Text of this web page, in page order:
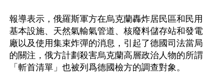
報導表示，俄羅斯軍方在烏克蘭轟炸居民區和民用
基本設施、天然氣輸氣管道、核廢料儲存站和發電
廠以及使用集束炸彈的消息，引起了德國司法當局
的關注，俄方計劃殺害烏克蘭高層政治人物的所謂
「斬首清單」也被列爲德國檢方的調查對象。